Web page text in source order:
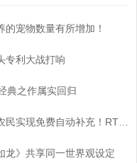
的宠物数量有所增加！
专利大战打响
典之作属实回归
《零度空间》经济系统优化消息曝光！农民实现免费自动补充！RTS基建策略迎来颠覆性变革！
龙》共享同一世界观设定